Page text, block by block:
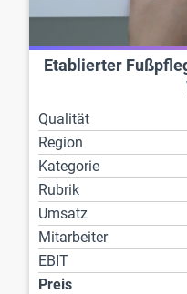
Etablierter
Qualität
Region
Kategorie
Rubrik
Umsatz
Mitarbeiter
EBIT
Preis